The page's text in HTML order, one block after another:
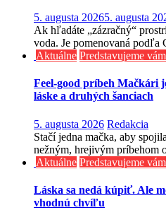
5. augusta 20265. augusta
Ak hľadáte „zázračný“
voda. Je pomenovaná podľa
Aktuálne Predstavujeme vám
Feel-good príbeh Mačkári
láske a druhých šanciach
5. augusta 2026 Redakcia
Stačí jedna mačka, aby
nežným, hrejivým príbehom
Aktuálne Predstavujeme vám
Láska sa nedá kúpiť. Ale
vhodnú chvíľu